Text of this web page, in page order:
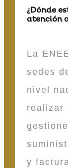
¿Dónde
atención
La
sedes
nivel
realizar
y